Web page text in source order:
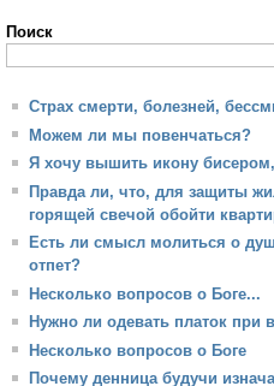
Поиск
Страх смерти, болезней,
Можем ли мы повенчаться?
Я хочу вышить икону
Правда ли, что, для защиты
горящей свечой обойти
Есть ли смысл молиться о
отпет?
Несколько вопросов о Боге...
Нужно ли одевать платок при
Несколько вопросов о Боге
Почему денница будучи